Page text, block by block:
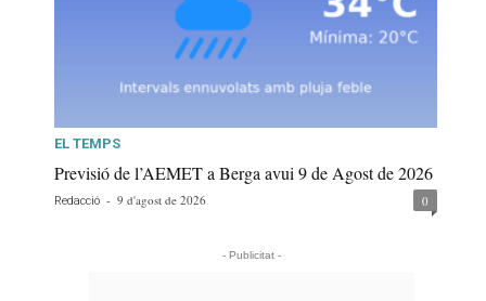
EL TEMPS
Previsió de l’AEMET a Berga avui 9 de Agost de 2026
Redacció - 9 d'agost de 2026 0
- Publicitat -